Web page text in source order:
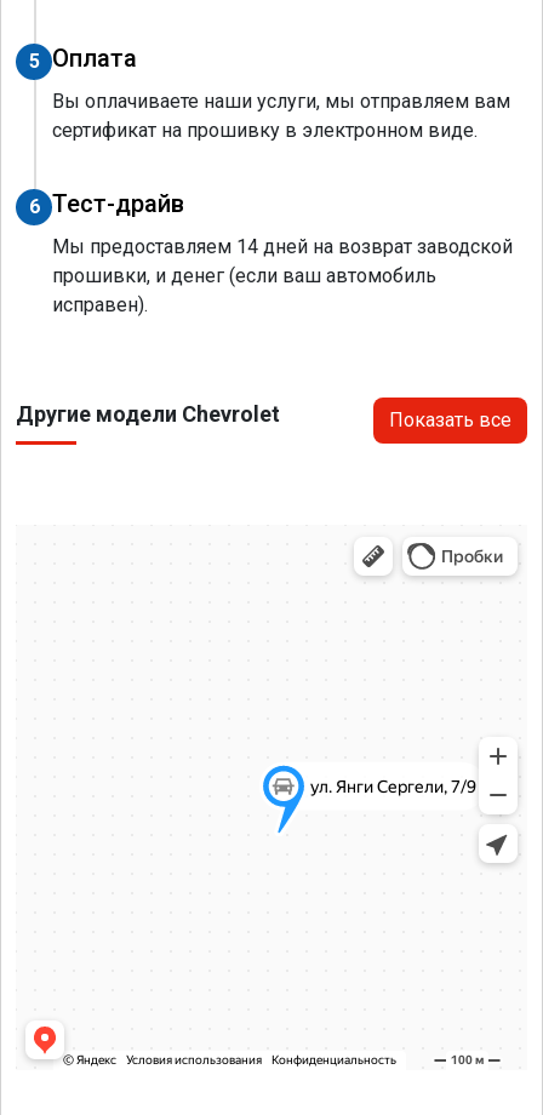
5 Оплата
Вы оплачиваете наши услуги, мы отправляем вам
сертификат на прошивку в электронном виде.
6 Тест-драйв
Мы предоставляем 14 дней на возврат заводской
прошивки, и денег (если ваш автомобиль
исправен).
Другие модели Chevrolet Показать все